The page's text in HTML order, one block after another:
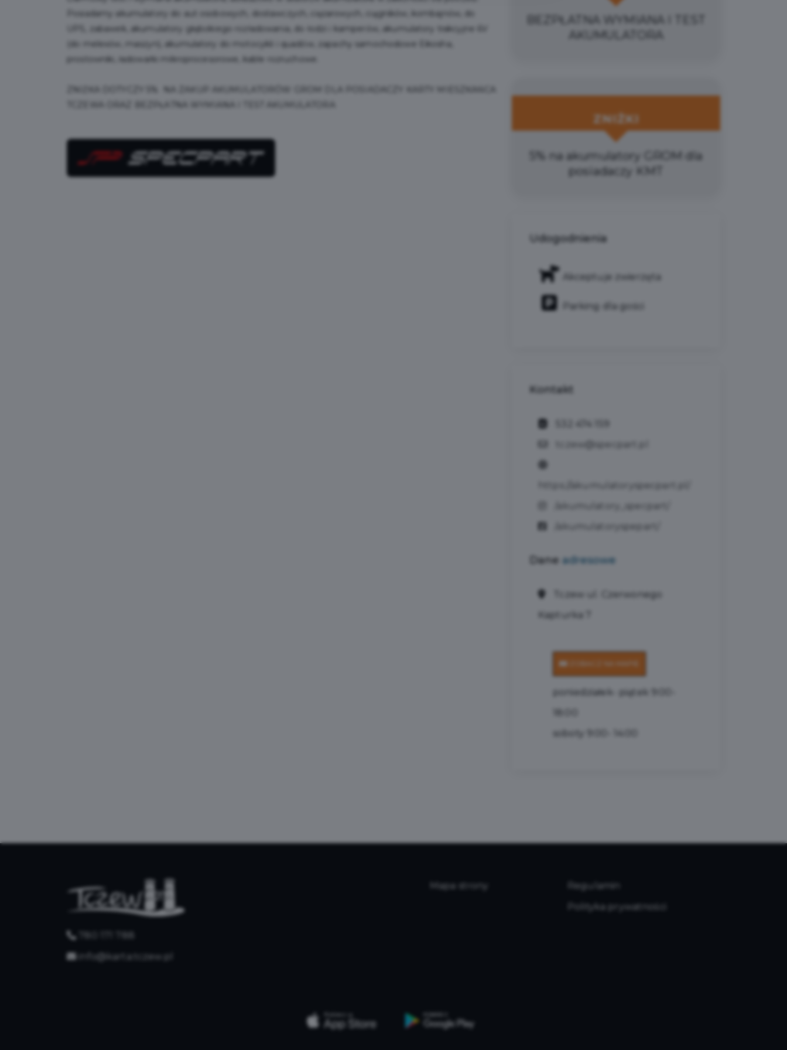
Posiadamy akumulatory do aut osobowych, dostawczych, ciężarowych, ciągników, kombajnów, do
UPS, zabawek, akumulatory głębokiego rozładowania, do łodzi i kamperów, akumulatory trakcyjne 6V
(do melexów, maszyn), akumulatory do motocykli i quadów, zapachy samochodowe Eikosha,
prostowniki, ładowarki mikroprocesorowe, kable rozruchowe.
BEZPŁATNA WYMIANA I TEST
AKUMULATORA
ZNIŻKI
5% na akumulatory GROM dla
posiadaczy KMT
Udogodnienia
Akceptuje zwierzęta
Parking dla gości
Kontakt
tczew@specpart.pl
/akumulatory_specpart/
Dane adresowe
Tczew ul. Czerwonego
Kapturka 7
poniedziałek- piątek 9:00-
soboty 9:00- 14:00
780 171 788
info@karta.tczew.pl
Mapa strony
Regulamin
Polityka prywatności